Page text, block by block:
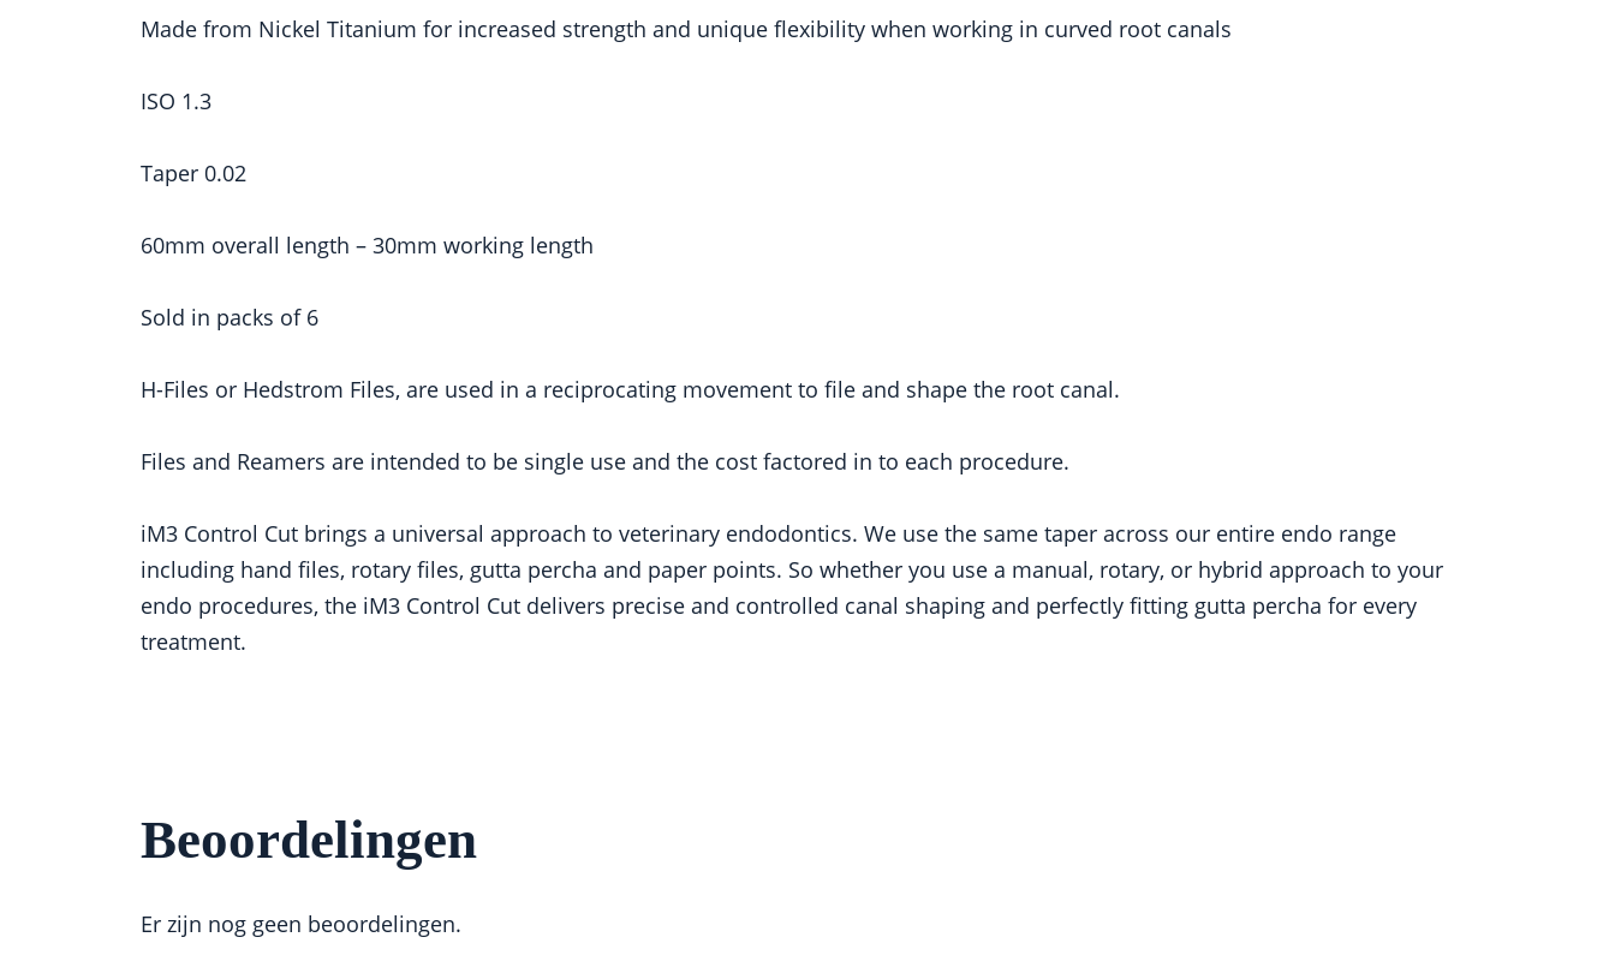
Made from Nickel Titanium for increased strength and unique flexibility when working in curved root canals
ISO 1.3
Taper 0.02
60mm overall length – 30mm working length
Sold in packs of 6
H-Files or Hedstrom Files, are used in a reciprocating movement to file and shape the root canal.
Files and Reamers are intended to be single use and the cost factored in to each procedure.
iM3 Control Cut brings a universal approach to veterinary endodontics. We use the same taper across our entire endo range
including hand files, rotary files, gutta percha and paper points. So whether you use a manual, rotary, or hybrid approach to your
endo procedures, the iM3 Control Cut delivers precise and controlled canal shaping and perfectly fitting gutta percha for every
treatment.
Beoordelingen
Er zijn nog geen beoordelingen.